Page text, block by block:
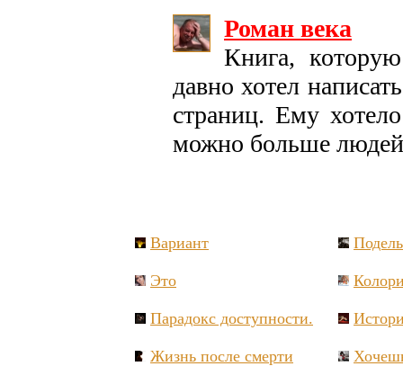
Роман века
Книга,
давно хотел
страниц. Ему
можно больше
Вариант
Это
Парадокс доступности.
Жизнь после смерти